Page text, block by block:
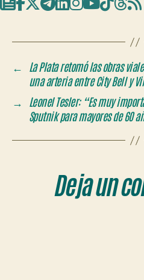
← La Plata retomó las obras
una arteria entre City Bell y
→ Leonel Tesler: “Es muy
Sputnik para mayores de 60
Deja un